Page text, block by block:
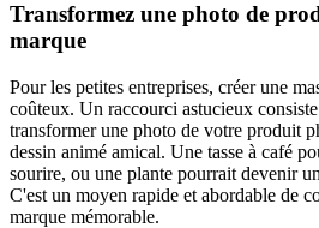
Transformez une photo de
marque
Pour les petites entreprises, créer une
coûteux. Un raccourci astucieux
transformer une photo de votre produit
dessin animé amical. Une tasse à café
sourire, ou une plante pourrait devenir
C'est un moyen rapide et abordable de
marque mémorable.